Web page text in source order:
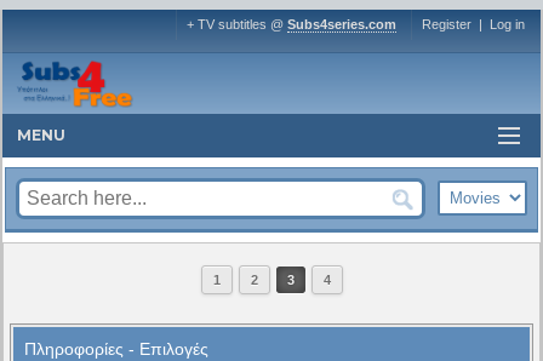
+ TV subtitles @ Subs4series.com Register | Log in
MENU
1 2 3 4
Πληροφορίες - Επιλογές